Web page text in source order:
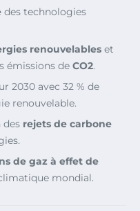
des technologies
renouvelables et
émissions de CO2.
2030 avec 32 % de
renouvelable.
des rejets de carbone
de gaz à effet de
mondial.